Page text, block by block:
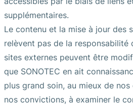
supplémentaires.
Le contenu et la mise à jour des
relèvent pas de la responsabilité
sites externes peuvent être
que SONOTEC en ait
plus grand soin, au mieux de
nos convictions, à examiner le